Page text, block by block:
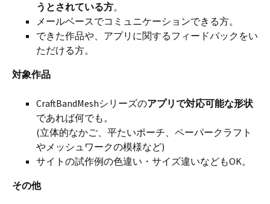
うとされている方。
メールベースでコミュニケーションできる方。
できた作品や、アプリに関するフィードバックをい
ただける方。
対象作品
CraftBandMeshシリーズのアプリで対応可能な形状
であれば何でも。
(立体的なかご、平たいポーチ、ペーパークラフト
やメッシュワークの模様など)
サイトの試作例の色違い・サイズ違いなどもOK。
その他